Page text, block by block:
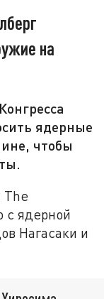
на
ядерные
чтобы
The
с ядерной
Нагасаки и